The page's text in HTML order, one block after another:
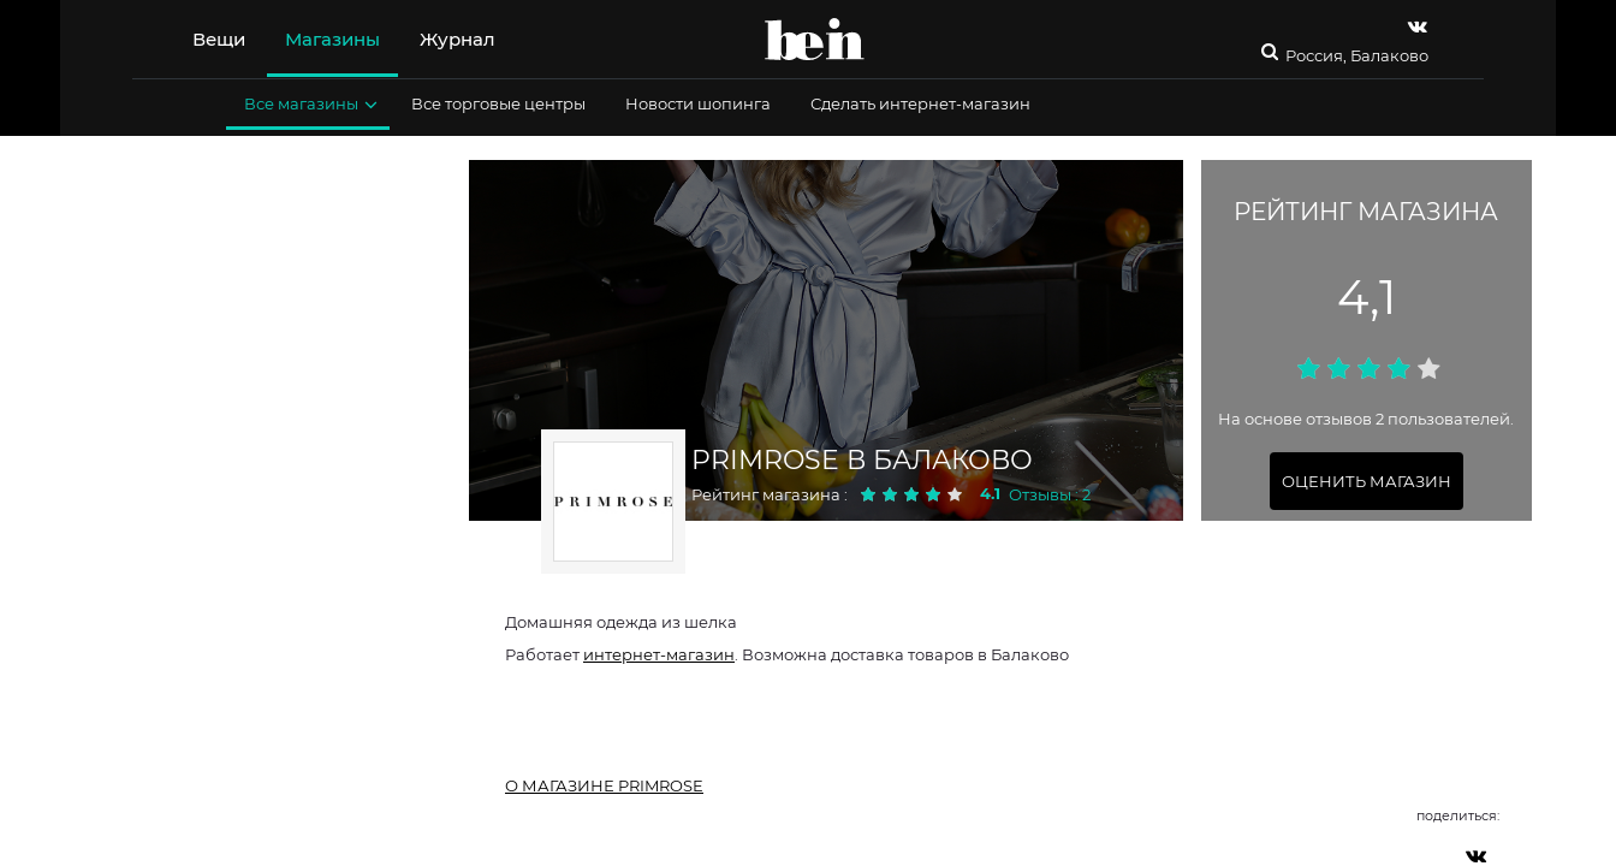
Вещи Магазины Журнал
Россия, Балаково
Все магазины Все торговые центры Новости шопинга Сделать интернет-магазин
PRIMROSE В БАЛАКОВО
Рейтинг магазина : 4.1 Отзывы : 2
РЕЙТИНГ МАГАЗИНА
4,1
На основе отзывов 2 пользователей.
ОЦЕНИТЬ МАГАЗИН
Домашняя одежда из шелка
Работаетинтернет-магазин . Возможна доставка товаров в Балаково
О МАГАЗИНЕ PRIMROSE
поделиться: